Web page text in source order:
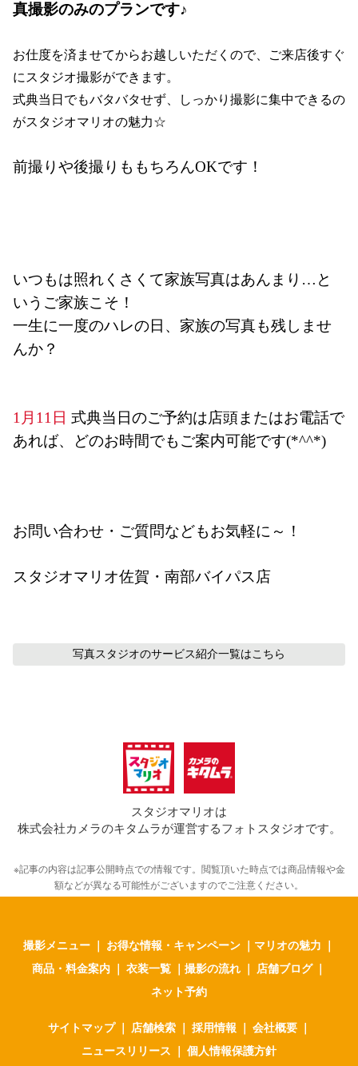
真撮影のみのプランです♪
お仕度を済ませてからお越しいただくので、ご来店後すぐ
にスタジオ撮影ができます。
式典当日でもバタバタせず、しっかり撮影に集中できるの
がスタジオマリオの魅力☆
前撮りや後撮りももちろんOKです！
いつもは照れくさくて家族写真はあんまり…と
いうご家族こそ！
一生に一度のハレの日、家族の写真も残しませ
んか？
1月11日 式典当日のご予約は店頭またはお電話で
あれば、どのお時間でもご案内可能です(*^^*)
お問い合わせ・ご質問などもお気軽に～！
スタジオマリオ佐賀・南部バイパス店
写真スタジオのサービス紹介一覧はこちら
スタジオマリオは
株式会社カメラのキタムラが運営するフォトスタジオです。
※記事の内容は記事公開時点での情報です。閲覧頂いた時点では商品情報や金
額などが異なる可能性がございますのでご注意ください。
撮影メニュー ｜ お得な情報・キャンペーン ｜ マリオの魅力 ｜
商品・料金案内 ｜ 衣装一覧 ｜ 撮影の流れ ｜ 店舗ブログ ｜
ネット予約
サイトマップ ｜ 店舗検索 ｜ 採用情報 ｜ 会社概要 ｜
ニュースリリース ｜ 個人情報保護方針